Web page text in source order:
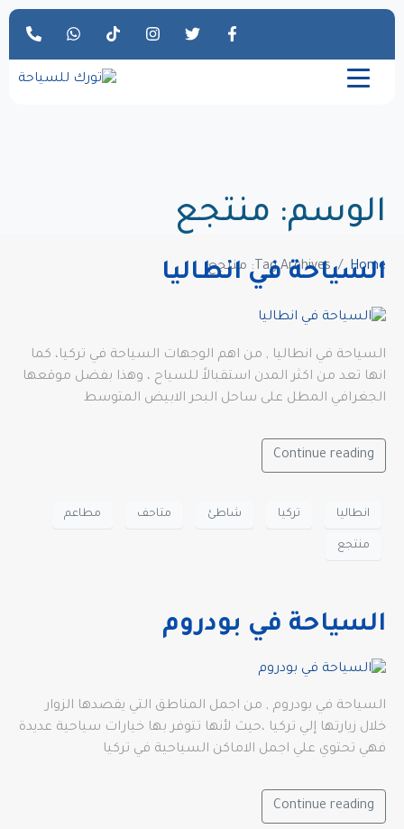
الوسم: منتجع
Home Tag Archives: منتجع
السياحة في انطاليا
السياحة في انطاليا , من اهم الوجهات السياحة في تركيا، كما
انها تعد من اكثر المدن استقبالاً للسياح ، وهذا بفضل موقعها
الجغرافي المطل على ساحل البحر الابيض المتوسط
Continue reading
انطاليا تركيا شاطئ متاحف مطاعم
منتجع
السياحة في بودروم
السياحة في بودروم , من اجمل المناطق التي يقصدها الزوار
خلال زيارتها إلي تركيا ،حيث لأنها تتوفر بها خيارات سياحية عديدة
فهي تحتوي علي اجمل الاماكن السياحية في تركيا
Continue reading